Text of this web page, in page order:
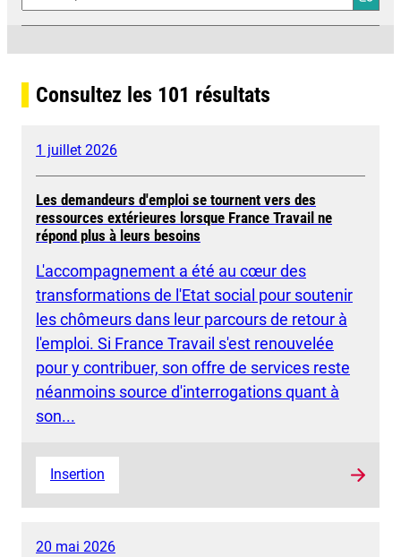
Consultez les 101 résultats
1 juillet 2026
Les demandeurs d'emploi se tournent vers des
ressources extérieures lorsque France Travail ne
répond plus à leurs besoins
L'accompagnement a été au cœur des
transformations de l'Etat social pour soutenir
les chômeurs dans leur parcours de retour à
l'emploi. Si France Travail s'est renouvelée
pour y contribuer, son offre de services reste
néanmoins source d'interrogations quant à
son...
Insertion
20 mai 2026